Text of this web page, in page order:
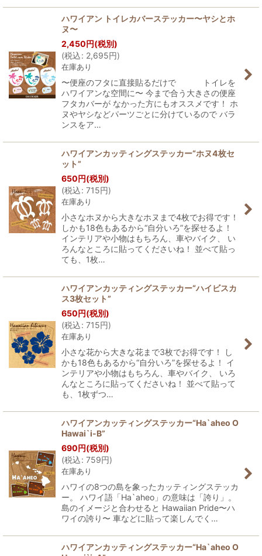
ハワイアン トイレカバーステッカー〜ヤシとホ
ヌ〜
2,450円(税別)
(税込: 2,695円)
在庫あり
〜便座のフタに直接貼るだけで トイレを
ハワイアンな空間に〜 今まで合う大きさの便座
フタカバーが なかった方にもオススメです！ ホ
ヌやヤシなどパーツごとに分けているので バラ
ンスをア…
ハワイアンカッティングステッカー“ホヌ4枚セ
ット”
650円(税別)
(税込: 715円)
在庫あり
小さなホヌから大きなホヌまで4枚でお得です！
しかも18色もあるから“自分いろ”を探せるよ！
インテリアや小物はもちろん、車やバイク、 い
ろんなところに貼ってくださいね！ 並べて貼っ
ても、1枚…
ハワイアンカッティングステッカー“ハイビスカ
ス3枚セット”
650円(税別)
(税込: 715円)
在庫あり
小さな花から大きな花まで3枚でお得です！ し
かも18色もあるから“自分いろ”を探せるよ！ イ
ンテリアや小物はもちろん、車やバイク、 いろ
んなところに貼ってくださいね！ 並べて貼って
も、1枚ずつ…
ハワイアンカッティングステッカー“Ha`aheo O
Hawai`i-B”
690円(税別)
(税込: 759円)
在庫あり
ハワイの8つの島を象ったカッティングステッカ
ー。 ハワイ語「Ha`aheo」の意味は「誇り」。
島のイメージと合わせると Hawaiian Pride〜ハ
ワイの誇り〜 車などに貼って楽しんでく…
ハワイアンカッティングステッカー“Ha`aheo O